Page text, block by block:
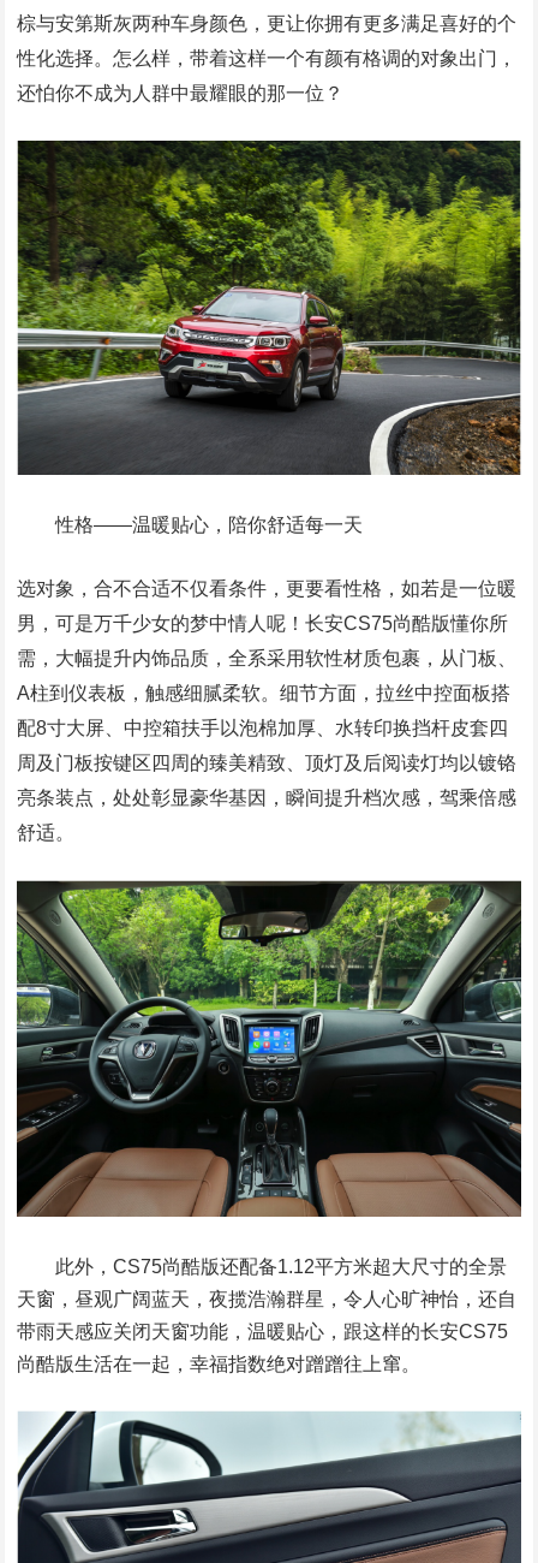
棕与安第斯灰两种车身颜色，更让你拥有更多满足喜好的个
性化选择。怎么样，带着这样一个有颜有格调的对象出门，
还怕你不成为人群中最耀眼的那一位？
性格——温暖贴心，陪你舒适每一天
选对象，合不合适不仅看条件，更要看性格，如若是一位暖
男，可是万千少女的梦中情人呢！长安CS75尚酷版懂你所
需，大幅提升内饰品质，全系采用软性材质包裹，从门板、
A柱到仪表板，触感细腻柔软。细节方面，拉丝中控面板搭
配8寸大屏、中控箱扶手以泡棉加厚、水转印换挡杆皮套四
周及门板按键区四周的臻美精致、顶灯及后阅读灯均以镀铬
亮条装点，处处彰显豪华基因，瞬间提升档次感，驾乘倍感
舒适。
此外，CS75尚酷版还配备1.12平方米超大尺寸的全景
天窗，昼观广阔蓝天，夜揽浩瀚群星，令人心旷神怡，还自
带雨天感应关闭天窗功能，温暖贴心，跟这样的长安CS75
尚酷版生活在一起，幸福指数绝对蹭蹭往上窜。